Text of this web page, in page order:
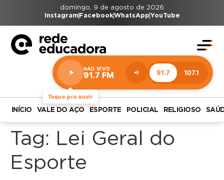
domingo, 9 de agosto de 2026
Instagram FacebookWhatsAppYouTube
Toque pra ouvir
AO VIVO
91.7 FM 91.7 107.1
Estação:
91.7
FM
INÍCIO VALE DO AÇO ESPORTE POLICIAL RELIGIOSO
Tag: Lei Geral do
Esporte